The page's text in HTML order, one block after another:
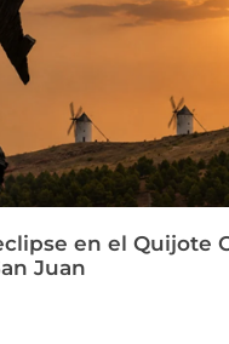
en el Quijote
Juan